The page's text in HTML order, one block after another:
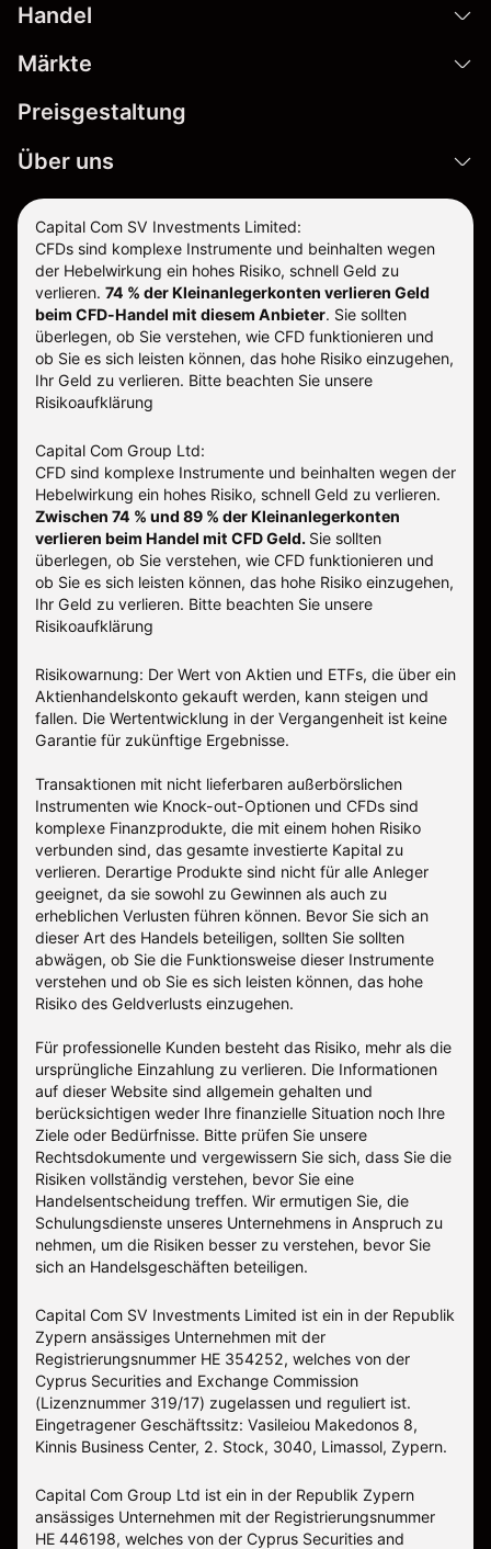
Handel
Märkte
Preisgestaltung
Über uns
Capital Com SV Investments Limited:
CFDs sind komplexe Instrumente und beinhalten wegen
der Hebelwirkung ein hohes Risiko, schnell Geld zu
verlieren. 74 % der Kleinanlegerkonten verlieren Geld
beim CFD-Handel mit diesem Anbieter. Sie sollten
überlegen, ob Sie verstehen, wie CFD funktionieren und
ob Sie es sich leisten können, das hohe Risiko einzugehen,
Ihr Geld zu verlieren. Bitte beachten Sie unsere
Risikoaufklärung
Capital Com Group Ltd:
CFD sind komplexe Instrumente und beinhalten wegen der
Hebelwirkung ein hohes Risiko, schnell Geld zu verlieren.
Zwischen 74 % und 89 % der Kleinanlegerkonten
verlieren beim Handel mit CFD Geld. Sie sollten
überlegen, ob Sie verstehen, wie CFD funktionieren und
ob Sie es sich leisten können, das hohe Risiko einzugehen,
Ihr Geld zu verlieren. Bitte beachten Sie unsere
Risikoaufklärung
Risikowarnung: Der Wert von Aktien und ETFs, die über ein
Aktienhandelskonto gekauft werden, kann steigen und
fallen. Die Wertentwicklung in der Vergangenheit ist keine
Garantie für zukünftige Ergebnisse.
Transaktionen mit nicht lieferbaren außerbörslichen
Instrumenten wie Knock-out-Optionen und CFDs sind
komplexe Finanzprodukte, die mit einem hohen Risiko
verbunden sind, das gesamte investierte Kapital zu
verlieren. Derartige Produkte sind nicht für alle Anleger
geeignet, da sie sowohl zu Gewinnen als auch zu
erheblichen Verlusten führen können. Bevor Sie sich an
dieser Art des Handels beteiligen, sollten Sie sollten
abwägen, ob Sie die Funktionsweise dieser Instrumente
verstehen und ob Sie es sich leisten können, das hohe
Risiko des Geldverlusts einzugehen.
Für professionelle Kunden besteht das Risiko, mehr als die
ursprüngliche Einzahlung zu verlieren. Die Informationen
auf dieser Website sind allgemein gehalten und
berücksichtigen weder Ihre finanzielle Situation noch Ihre
Ziele oder Bedürfnisse. Bitte prüfen Sie unsere
Rechtsdokumente und vergewissern Sie sich, dass Sie die
Risiken vollständig verstehen, bevor Sie eine
Handelsentscheidung treffen. Wir ermutigen Sie, die
Schulungsdienste unseres Unternehmens in Anspruch zu
nehmen, um die Risiken besser zu verstehen, bevor Sie
sich an Handelsgeschäften beteiligen.
Capital Com SV Investments Limited ist ein in der Republik
Zypern ansässiges Unternehmen mit der
Registrierungsnummer HE 354252, welches von der
Cyprus Securities and Exchange Commission
(Lizenznummer 319/17) zugelassen und reguliert ist.
Eingetragener Geschäftssitz: Vasileiou Makedonos 8,
Kinnis Business Center, 2. Stock, 3040, Limassol, Zypern.
Capital Com Group Ltd ist ein in der Republik Zypern
ansässiges Unternehmen mit der Registrierungsnummer
ΗΕ 446198, welches von der Cyprus Securities and